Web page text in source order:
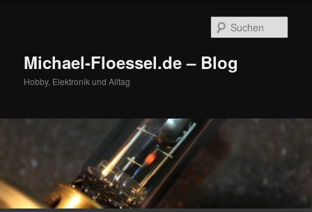
Michael-Floessel.de – Blog
Hobby, Elektronik und Alltag